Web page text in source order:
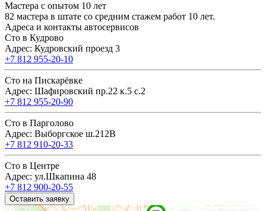
Мастера с опытом 10 лет
82 мастера в штате со средним стажем работ 10 лет.
Адреса и контакты автосервисов
Сто в Кудрово
Адрес: Кудровский проезд 3
+7 812 955-20-10
Сто на Пискарёвке
Адрес: Шафировский пр.22 к.5 с.2
+7 812 955-20-90
Сто в Парголово
Адрес: Выборгское ш.212В
+7 812 910-20-33
Сто в Центре
Адрес: ул.Шкапина 48
+7 812 900-20-55
Оставить заявку